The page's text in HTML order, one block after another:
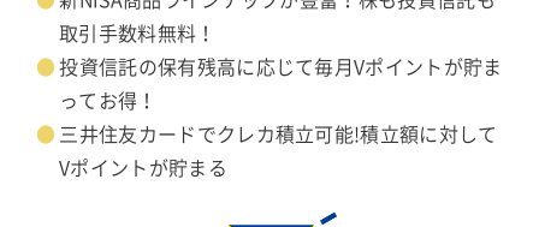
取引手数料無料！
投資信託の保有残高に応じて毎月Vポイントが貯ま
ってお得！
三井住友カードでクレカ積立可能!積立額に対して
Vポイントが貯まる